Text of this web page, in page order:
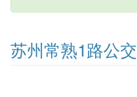
苏州常熟1路公